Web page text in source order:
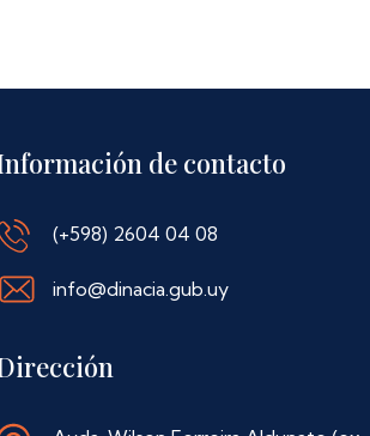
de contacto
(+598) 2604 04 08
info@dinacia.gub.uy